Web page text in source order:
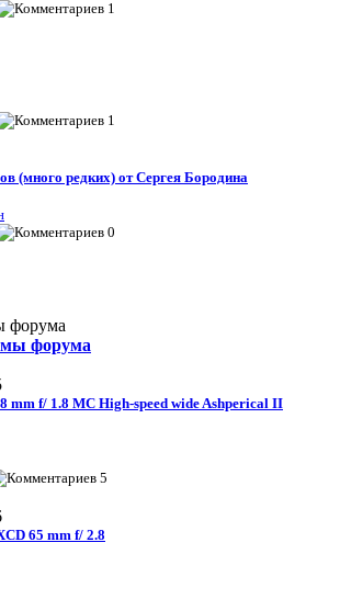
1
1
(много редких) от Сергея Бородина
0
форума
форума
mm f/ 1.8 MC High-speed wide Ashperical II
5
65 mm f/ 2.8